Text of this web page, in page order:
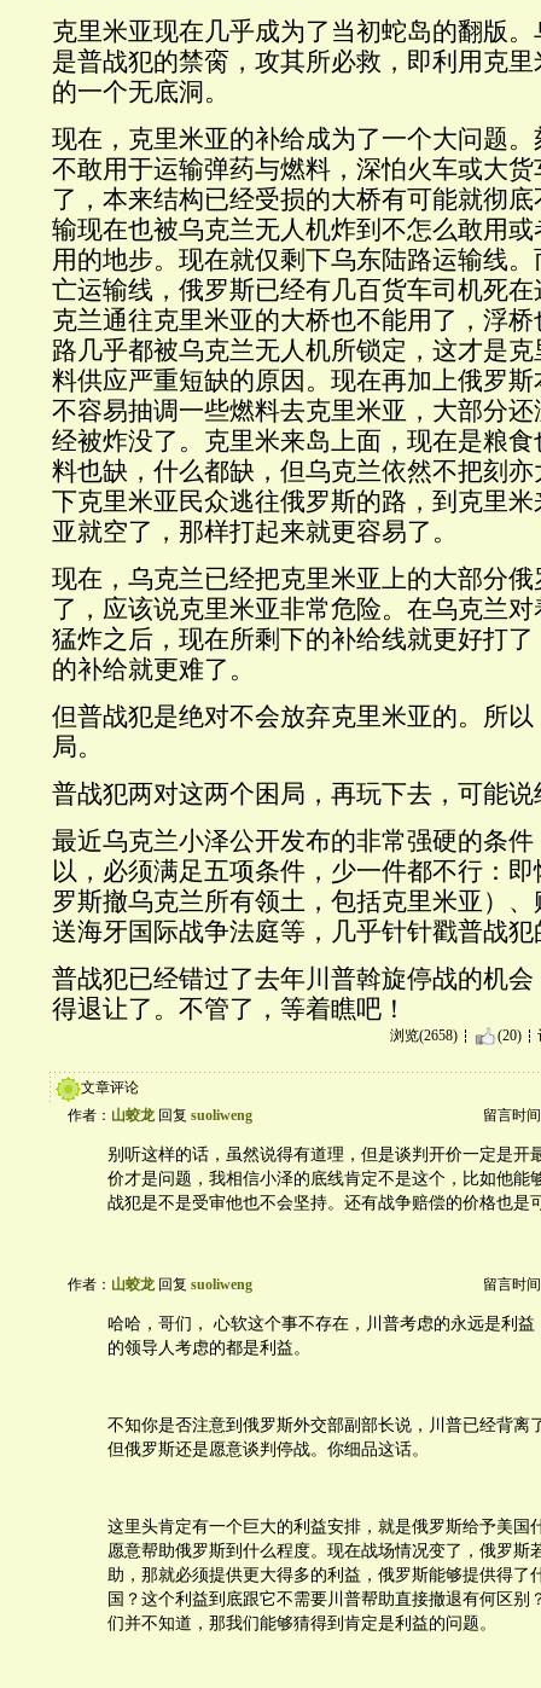
克里米亚现在几乎成为了当初蛇岛的翻版
是普战犯的禁脔，攻其所必救，即利用克
的一个无底洞。
现在，克里米亚的补给成为了一个大问题
不敢用于运输弹药与燃料，深怕火车或大
了，本来结构已经受损的大桥有可能就彻
输现在也被乌克兰无人机炸到不怎么敢用
用的地步。现在就仅剩下乌东陆路运输线
亡运输线，俄罗斯已经有几百货车司机死
克兰通往克里米亚的大桥也不能用了，浮
路几乎都被乌克兰无人机所锁定，这才是
料供应严重短缺的原因。现在再加上俄罗
不容易抽调一些燃料去克里米亚，大部分
经被炸没了。克里米来岛上面，现在是粮
料也缺，什么都缺，但乌克兰依然不把刻
下克里米亚民众逃往俄罗斯的路，到克里
亚就空了，那样打起来就更容易了。
现在，乌克兰已经把克里米亚上的大部分
了，应该说克里米亚非常危险。在乌克兰
猛炸之后，现在所剩下的补给线就更好打
的补给就更难了。
但普战犯是绝对不会放弃克里米亚的。所
局。
普战犯两对这两个困局，再玩下去，可能
最近乌克兰小泽公开发布的非常强硬的条
以，必须满足五项条件，少一件都不行：
罗斯撤乌克兰所有领土，包括克里米亚）
送海牙国际战争法庭等，几乎针针戳普战
普战犯已经错过了去年川普斡旋停战的机
得退让了。不管了，等着瞧吧！
浏览(2658) (20)
文章评论
作者： 山蛟龙回复 suoliweng 留言时
别听这样的话，虽然说得有道理，但是谈判开价一定是开
价才是问题，我相信小泽的底线肯定不是这个，比如他能
战犯是不是受审他也不会坚持。还有战争赔偿的价格也是
作者： 山蛟龙回复 suoliweng 留言时
哈哈，哥们， 心软这个事不存在，川普考虑的永远是利益
的领导人考虑的都是利益。
不知你是否注意到俄罗斯外交部副部长说，川普已经背离
但俄罗斯还是愿意谈判停战。你细品这话。
这里头肯定有一个巨大的利益安排，就是俄罗斯给予美国
愿意帮助俄罗斯到什么程度。现在战场情况变了，俄罗斯
助，那就必须提供更大得多的利益，俄罗斯能够提供得了
国？这个利益到底跟它不需要川普帮助直接撤退有何区别
们并不知道，那我们能够猜得到肯定是利益的问题。